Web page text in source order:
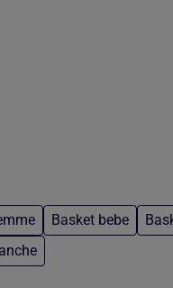
Basket bebe